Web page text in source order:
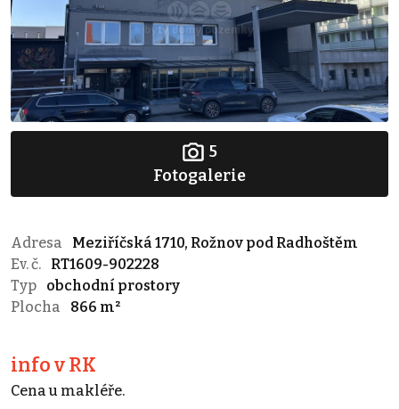
5
Fotogalerie
Adresa
Meziříčská 1710, Rožnov pod Radhoštěm
Ev. č.
RT1609-902228
Typ
obchodní prostory
Plocha
866 m²
info v RK
Cena u makléře.